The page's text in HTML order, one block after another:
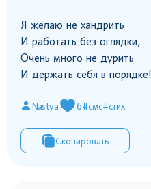
Я желаю не хандрить
И работать без оглядки,
Очень много не дурить
И держать себя в порядке!
Nastya 6#смс#стих
Скопировать